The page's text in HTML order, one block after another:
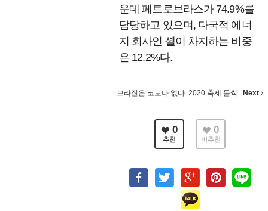
운데 페트로브라스가 74.9%를
담당하고 있으며, 다국적 에너
지 회사인 셸이 차지하는 비중
은 12.2%다.
브라질은 코로나 없다. 2020 축제 들썩 Next
0
추천
0
비추천